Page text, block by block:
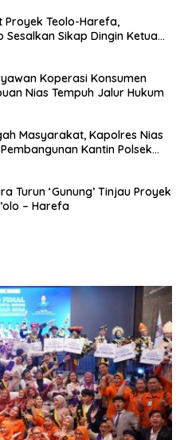
Teolo-Harefa,
Sikap Dingin Ketua
Koperasi Konsumen
Nias Tempuh Jalur Hukum
Masyarakat, Kapolres Nias
Kantin Polsek
Turun ‘Gunung’ Tinjau Proyek
– Harefa